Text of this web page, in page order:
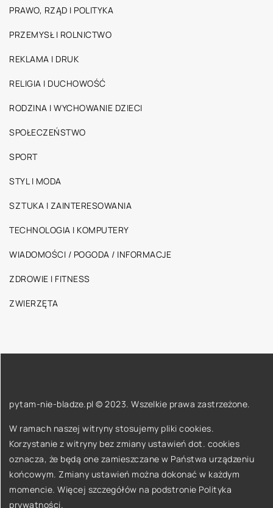
PRAWO, RZĄD I POLITYKA
PRZEMYSŁ I ROLNICTWO
REKLAMA I DRUK
RELIGIA I DUCHOWOŚĆ
RODZINA I WYCHOWANIE DZIECI
SPOŁECZEŃSTWO
SPORT
STYL I MODA
SZTUKA I ZAINTERESOWANIA
TECHNOLOGIA I KOMPUTERY
WIADOMOŚCI / POGODA / INFORMACJE
ZDROWIE I FITNESS
ZWIERZĘTA
pytam-nie-bladze.pl © 2023. Wszelkie prawa zastrzeżone.
W ramach naszej witryny stosujemy pliki cookies.
Korzystanie z witryny bez zmiany ustawień dot. cookies
oznacza, że będą one zamieszczane w Państwa urządzeniu
końcowym. Zmiany ustawień można dokonać w każdym
momencie. Więcej szczegółów na podstronie Polityka
prywatności.